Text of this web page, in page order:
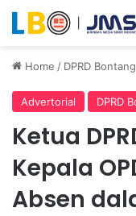
Home / DPRD Bontang
Advertorial DPRD
Ketua
Kepala
Absen